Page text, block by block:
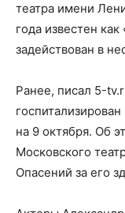
театра имени
года известен
задействован в
Ранее, писал 5-
на 9 октября. Об
Московского
Опасений за его